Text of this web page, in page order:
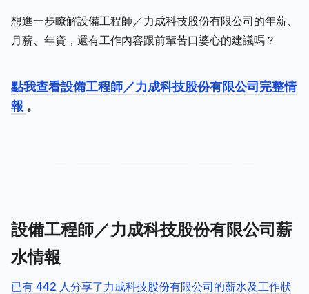
想進一步瞭解設備工程師／力成科技股份有限公司的年薪、
月薪、年資，還有工作內容跟前輩苦口婆心的建議嗎？
點我查看設備工程師／力成科技股份有限公司完整情
報 。
設備工程師／力成科技股份有限公司薪
水情報
已有 442 人分享了力成科技股份有限公司的薪水及工作狀